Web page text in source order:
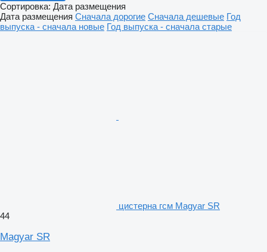
Сортировка: Дата размещения
Дата размещения Сначала дорогие Сначала дешевые Год
выпуска - сначала новые Год выпуска - сначала старые
цистерна гсм Magyar SR
44
Magyar SR